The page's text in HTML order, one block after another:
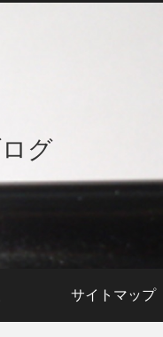
グ
サイトマップ